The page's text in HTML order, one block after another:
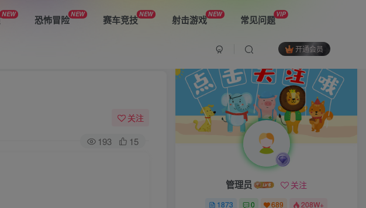
NEW 恐怖冒险NEW 赛车竞技NEW 射击游戏NEW 常见问题VIP
开通会员
关注
193 15
又一个僵尸塔防 高清版
布兰特爵士的生平和痛苦
管理员 关注
1873 0 689 208W+